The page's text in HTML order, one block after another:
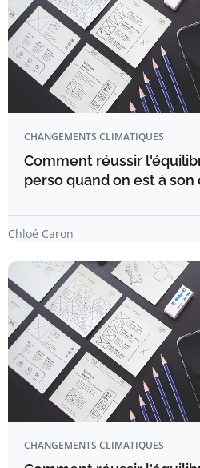
CHANGEMENTS CLIMATIQUES
Comment réussir
perso quand on est à
Chloé Caron
CHANGEMENTS CLIMATIQUES